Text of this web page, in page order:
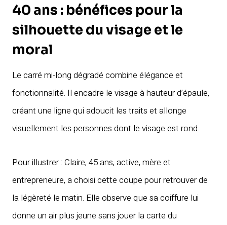
40 ans : bénéfices pour la
silhouette du visage et le
moral
Le carré mi-long dégradé combine élégance et
fonctionnalité. Il encadre le visage à hauteur d’épaule,
créant une ligne qui adoucit les traits et allonge
visuellement les personnes dont le visage est rond.
Pour illustrer : Claire, 45 ans, active, mère et
entrepreneure, a choisi cette coupe pour retrouver de
la légèreté le matin. Elle observe que sa coiffure lui
donne un air plus jeune sans jouer la carte du